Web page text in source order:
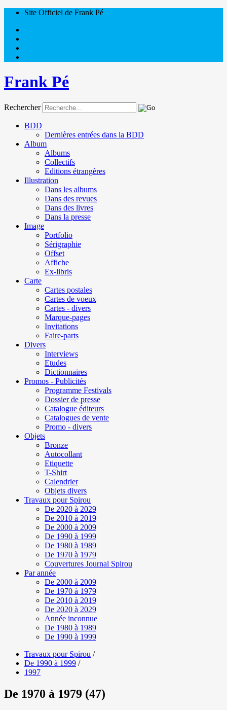
Site Officiel de Frank Pé
Frank Pé
Rechercher
BDD
Dernières entrées dans la BDD
Album
Albums
Collectifs
Editions étrangères
Illustration
Dans les albums
Dans des revues
Dans des livres
Dans la presse
Image
Portfolio
Sérigraphie
Offset
Affiche
Ex-libris
Carte
Cartes postales
Cartes de voeux
Cartes - divers
Marque-pages
Invitations
Faire-parts
Divers
Interviews
Etudes
Dictionnaires
Promos - Publicités
Programme Festivals
Dossier de presse
Catalogue éditeurs
Catalogues de vente
Promo - divers
Objets
Bronze
Autocollant
Etiquette
T-Shirt
Calendrier
Objets divers
Travaux pour Spirou
De 2020 à 2029
De 2010 à 2019
De 2000 à 2009
De 1990 à 1999
De 1980 à 1989
De 1970 à 1979
Couvertures Journal Spirou
Par année
De 2000 à 2009
De 1970 à 1979
De 2010 à 2019
De 2020 à 2029
Année inconnue
De 1980 à 1989
De 1990 à 1999
Travaux pour Spirou /
De 1990 à 1999 /
1997
De 1970 à 1979 (47)